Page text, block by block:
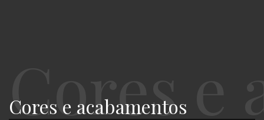
Cores e acabamentos